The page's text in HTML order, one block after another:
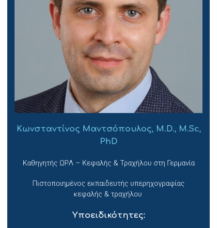
Κωνσταντίνος Μαντσόπουλος, M.D., M.Sc,
PhD
Καθηγητής ΩΡΛ – Κεφαλής & Τραχήλου στη Γερμανία
Πιστοποιημένος εκπαιδευτής υπερηχογραφίας
κεφαλής & τραχήλου
Υποειδικότητες: